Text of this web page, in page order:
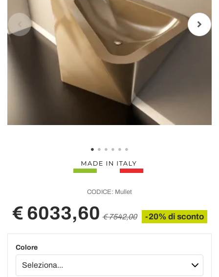
CODICE: Mullet
€ 6033,60 € 7542,00 -20% di sconto
Colore